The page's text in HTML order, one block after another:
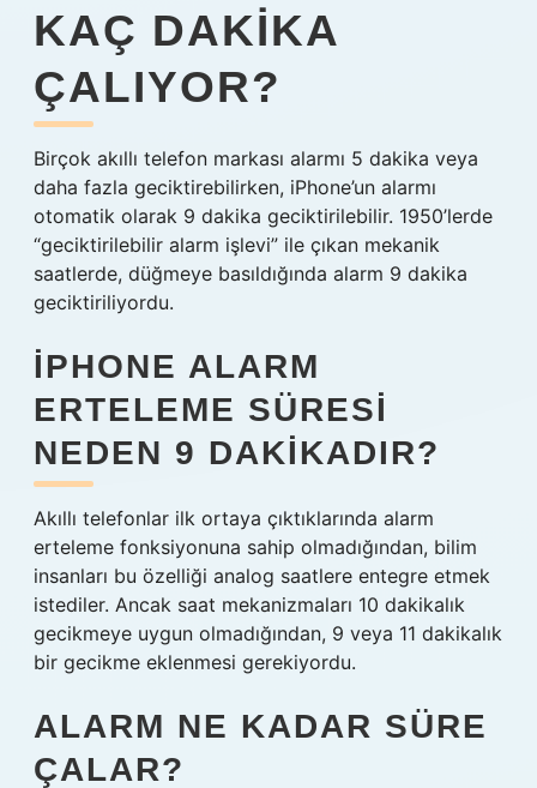
KAÇ DAKIKA
ÇALIYOR?
Birçok akıllı telefon markası alarmı 5 dakika veya
daha fazla geciktirebilirken, iPhone’un alarmı
otomatik olarak 9 dakika geciktirilebilir. 1950’lerde
“geciktirilebilir alarm işlevi” ile çıkan mekanik
saatlerde, düğmeye basıldığında alarm 9 dakika
geciktiriliyordu.
IPHONE ALARM
ERTELEME SÜRESI
NEDEN 9 DAKIKADIR?
Akıllı telefonlar ilk ortaya çıktıklarında alarm
erteleme fonksiyonuna sahip olmadığından, bilim
insanları bu özelliği analog saatlere entegre etmek
istediler. Ancak saat mekanizmaları 10 dakikalık
gecikmeye uygun olmadığından, 9 veya 11 dakikalık
bir gecikme eklenmesi gerekiyordu.
ALARM NE KADAR SÜRE
ÇALAR?